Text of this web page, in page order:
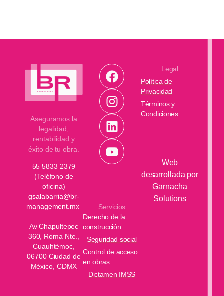
Aseguramos la
legalidad,
rentabilidad y
éxito de tu obra.
55 5833 2379
(Teléfono de
oficina)
gsalabarria@br-
management.mx
Av Chapultepec
360, Roma Nte.,
Cuauhtémoc,
06700 Ciudad de
México, CDMX
Servicios
Derecho de la
construcción
Seguridad social
Control de acceso
en obras
Dictamen IMSS
Legal
Política de
Privacidad
Términos y
Condiciones
Web
desarrollada por
Garnacha
Solutions